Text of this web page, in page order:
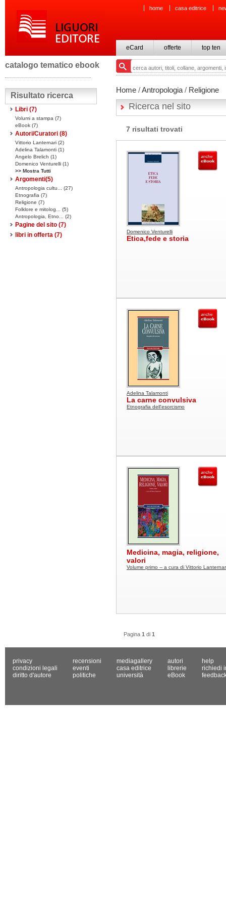
home casa editrice
eCard offerte top ten
catalogo tematico ebook
Risultato ricerca
Libri (7)
Volumi a stampa (7)
eBook (7)
Autori/Curatori (8)
Vittorio Lanternari (2)
Adelina Talamonti (1)
Angelo Brelich (1)
Domenico Venturelli (1)
>> Mostra Tutti
Argomenti(5)
Antropologia cultu... (27)
Etnografia (7)
Religione (7)
Folklore e mitolog... (5)
Antropologia, Etno... (2)
Pagine del sito (7)
libri in offerta (7)
Home /Antropologia / Religione
Ricerca nel sito
7 risultati trovati
Domenico Venturelli
Etica,fede e storia
Adelina Talamonti
La carne convulsiva
Etnografia dell'esorcismo
Medicina, magia, religione,
valori
Volume primo -- a cura di Vittorio
Pagina 1 di 1
privacy
condizioni legali
diritto d'autore
recensioni
eventi
politiche
mediagallery
casa editrice
università
autori
librerie
eBook
help
richiedi